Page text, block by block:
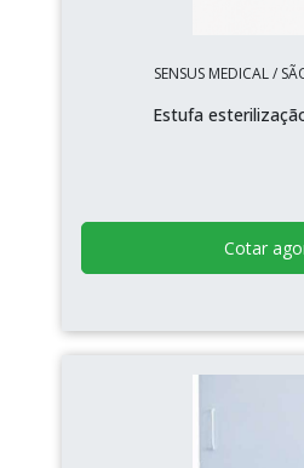
SENSUS MEDICAL /
Estufa
Cotar